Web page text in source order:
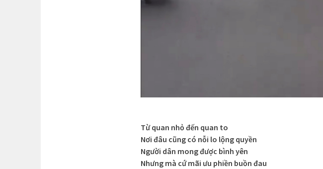
Từ quan nhỏ đến quan to
Nơi đâu cũng có nỗi lo lộng quyền
Người dân mong được bình yên
Nhưng mà cứ mãi ưu phiền buồn đau